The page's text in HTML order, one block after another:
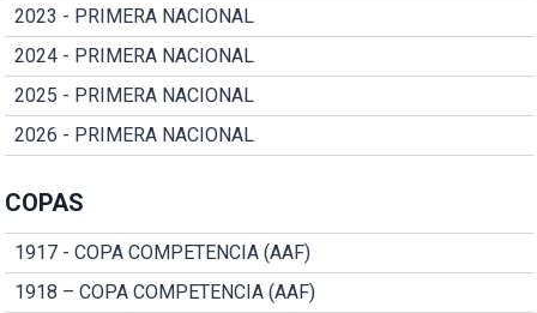
2023 - PRIMERA NACIONAL
2024 - PRIMERA NACIONAL
2025 - PRIMERA NACIONAL
2026 - PRIMERA NACIONAL
COPAS
1917 - COPA COMPETENCIA (AAF)
1918 – COPA COMPETENCIA (AAF)